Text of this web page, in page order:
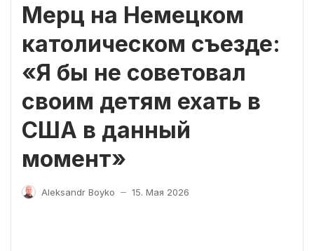
Мерц на Немецком
католическом съезде:
«Я бы не советовал
своим детям ехать в
США в данный
момент»
Aleksandr Boyko — 15. Мая 2026